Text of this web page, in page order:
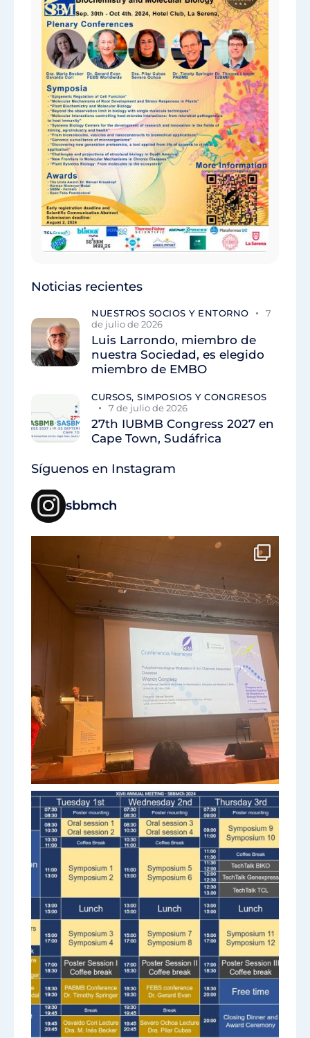
Noticias recientes
NUESTROS SOCIOS Y ENTORNO
7
de julio de 2026
Luis Larrondo, miembro de
nuestra Sociedad, es elegido
miembro de EMBO
CURSOS, SIMPOSIOS Y CONGRESOS
7 de julio de 2026
27th IUBMB Congress 2027 en
Cape Town, Sudáfrica
Síguenos en Instagram
sbbmch